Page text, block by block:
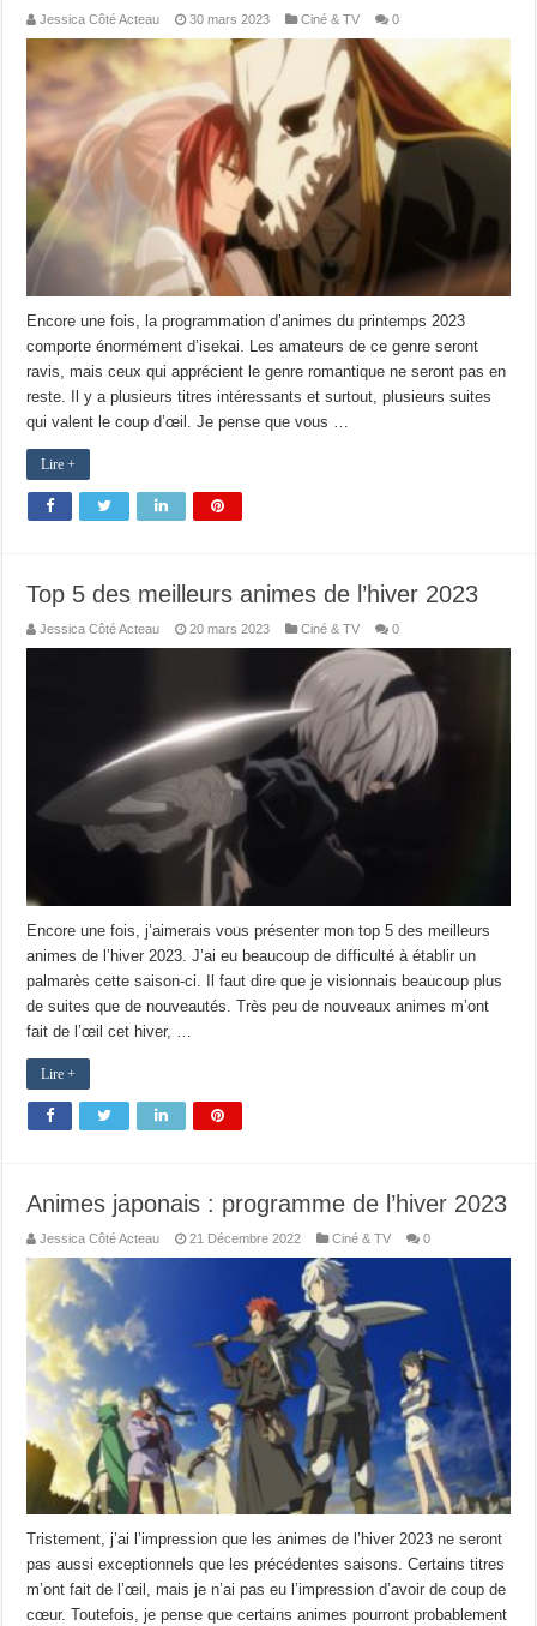
Jessica Côté Acteau 30 mars 2023 Ciné & TV 0
Encore une fois, la programmation d’animes du printemps 2023
comporte énormément d’isekai. Les amateurs de ce genre seront
ravis, mais ceux qui apprécient le genre romantique ne seront pas en
reste. Il y a plusieurs titres intéressants et surtout, plusieurs suites
qui valent le coup d’œil. Je pense que vous …
Lire +
Top 5 des meilleurs animes de l’hiver 2023
Jessica Côté Acteau 20 mars 2023 Ciné & TV 0
Encore une fois, j’aimerais vous présenter mon top 5 des meilleurs
animes de l’hiver 2023. J’ai eu beaucoup de difficulté à établir un
palmarès cette saison-ci. Il faut dire que je visionnais beaucoup plus
de suites que de nouveautés. Très peu de nouveaux animes m’ont
fait de l’œil cet hiver, …
Lire +
Animes japonais : programme de l’hiver 2023
Jessica Côté Acteau 21 Décembre 2022 Ciné & TV 0
Tristement, j’ai l’impression que les animes de l’hiver 2023 ne seront
pas aussi exceptionnels que les précédentes saisons. Certains titres
m’ont fait de l’œil, mais je n’ai pas eu l’impression d’avoir de coup de
cœur. Toutefois, je pense que certains animes pourront probablement